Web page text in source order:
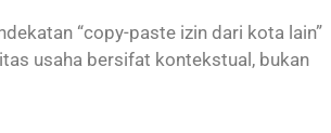
“copy-paste izin dari kota lain”
usaha bersifat kontekstual, bukan